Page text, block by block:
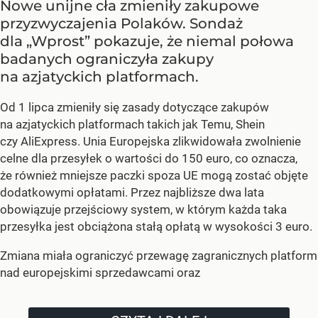
Nowe unijne cła zmieniły zakupowe
przyzwyczajenia Polaków. Sondaż
dla „Wprost” pokazuje, że niemal połowa
badanych ograniczyła zakupy
na azjatyckich platformach.
Od 1 lipca zmieniły się zasady dotyczące zakupów
na azjatyckich platformach takich jak Temu, Shein
czy AliExpress. Unia Europejska zlikwidowała zwolnienie
celne dla przesyłek o wartości do 150 euro, co oznacza,
że również mniejsze paczki spoza UE mogą zostać objęte
dodatkowymi opłatami. Przez najbliższe dwa lata
obowiązuje przejściowy system, w którym każda taka
przesyłka jest obciążona stałą opłatą w wysokości 3 euro.
Zmiana miała ograniczyć przewagę zagranicznych platform
nad europejskimi sprzedawcami oraz